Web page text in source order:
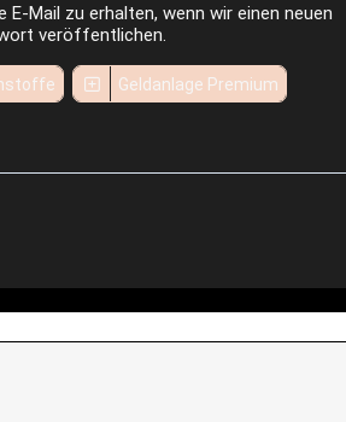
E-Mail zu erhalten, wenn wir einen neuen
veröffentlichen.
Geldanlage Premium